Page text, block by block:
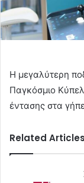
Η μεγαλύτερη
Παγκόσμιο
έντασης στα
Related Articles